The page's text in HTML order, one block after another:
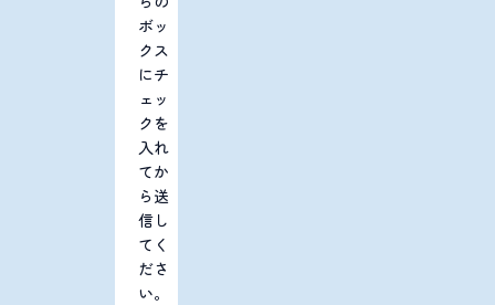
ボッ
クス
にチ
ェッ
クを
入れ
てか
ら送
信し
てく
ださ
い。